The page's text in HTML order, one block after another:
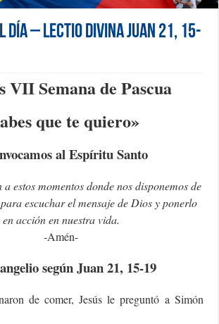
día – Lectio Divina Juan 21, 15-
VII Semana de Pascua
que te quiero»
al Espíritu Santo
estos momentos donde nos disponemos de
escuchar el mensaje de Dios y ponerlo
en acción en nuestra vida.
-Amén-
según Juan 21, 15-19
de comer, Jesús le preguntó a Simón